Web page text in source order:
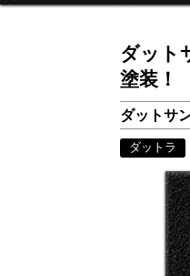
ダット
塗装！
ダットサ
ダットラ